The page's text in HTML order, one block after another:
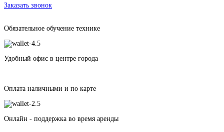
Заказать звонок
Обязательное обучение технике
Удобный офис в центре города
Оплата наличными и по карте
Онлайн - поддержка во время аренды